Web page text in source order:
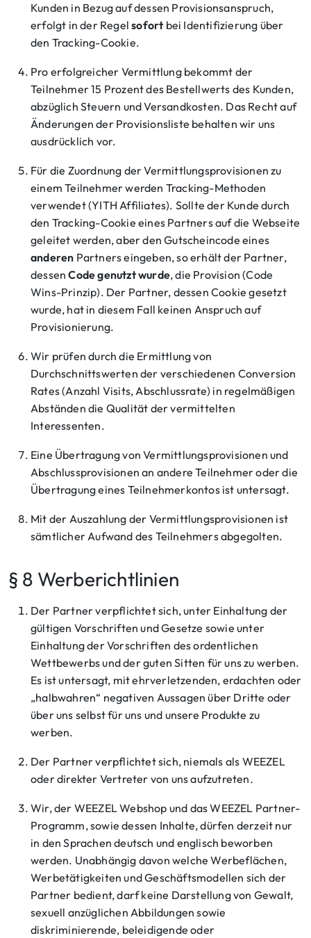
Kunden in Bezug auf dessen Provisionsanspruch,
erfolgt in der Regelsofort bei Identifizierung über
den Tracking-Cookie.
Pro erfolgreicher Vermittlung bekommt der
Teilnehmer 15 Prozent des Bestellwerts des Kunden,
abzüglich Steuern und Versandkosten. Das Recht auf
Änderungen der Provisionsliste behalten wir uns
ausdrücklich vor.
Für die Zuordnung der Vermittlungsprovisionen zu
einem Teilnehmer werden Tracking-Methoden
verwendet (YITH Affiliates). Sollte der Kunde durch
den Tracking-Cookie eines Partners auf die Webseite
geleitet werden, aber den Gutscheincode eines
anderen Partners eingeben, so erhält der Partner,
dessenCode genutzt wurde, die Provision (Code
Wins-Prinzip). Der Partner, dessen Cookie gesetzt
wurde, hat in diesem Fall keinen Anspruch auf
Provisionierung.
Wir prüfen durch die Ermittlung von
Durchschnittswerten der verschiedenen Conversion
Rates (Anzahl Visits, Abschlussrate) in regelmäßigen
Abständen die Qualität der vermittelten
Interessenten.
Eine Übertragung von Vermittlungsprovisionen und
Abschlussprovisionen an andere Teilnehmer oder die
Übertragung eines Teilnehmerkontos ist untersagt.
Mit der Auszahlung der Vermittlungsprovisionen ist
sämtlicher Aufwand des Teilnehmers abgegolten.
§ 8 Werberichtlinien
Der Partner verpflichtet sich, unter Einhaltung der
gültigen Vorschriften und Gesetze sowie unter
Einhaltung der Vorschriften des ordentlichen
Wettbewerbs und der guten Sitten für uns zu werben.
Es ist untersagt, mit ehrverletzenden, erdachten oder
„halbwahren“ negativen Aussagen über Dritte oder
über uns selbst für uns und unsere Produkte zu
werben.
Der Partner verpflichtet sich, niemals als WEEZEL
oder direkter Vertreter von uns aufzutreten.
Wir, der WEEZEL Webshop und das WEEZEL Partner-
Programm, sowie dessen Inhalte, dürfen derzeit nur
in den Sprachen deutsch und englisch beworben
werden. Unabhängig davon welche Werbeflächen,
Werbetätigkeiten und Geschäftsmodellen sich der
Partner bedient, darf keine Darstellung von Gewalt,
sexuell anzüglichen Abbildungen sowie
diskriminierende, beleidigende oder